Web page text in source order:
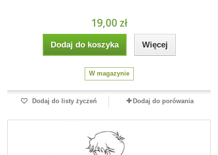
19,00 zł
Dodaj do koszyka Więcej
W magazynie
Dodaj do listy życzeń Dodaj do porówania